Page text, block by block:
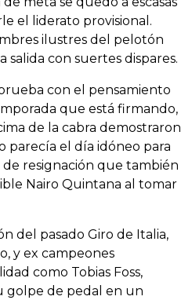
el liderato provisional.
ilustres del pelotón
con suertes dispares.
con el pensamiento
que está firmando,
de la cabra demostraron
parecía el día idóneo para
resignación que también
Nairo Quintana al tomar
del pasado Giro de Italia,
y ex campeones
como Tobias Foss,
golpe de pedal en un